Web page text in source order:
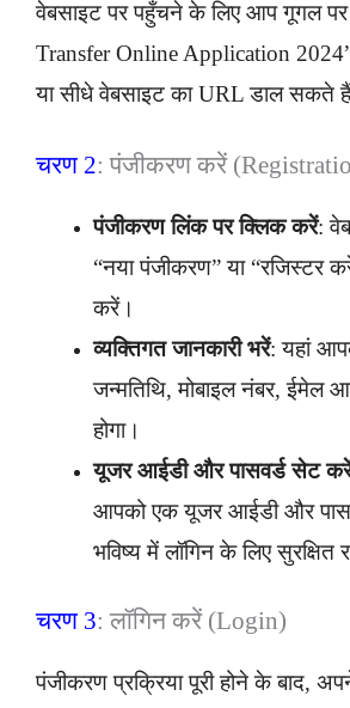
वेबसाइट पर पहुँचने के लिए आप गूगल पर
Transfer Online Application
या सीधे वेबसाइट का URL डाल सकते
चरण 2: पंजीकरण करें
पंजीकरण लिंक पर क्लिक करें:
“नया पंजीकरण” या “रजिस्टर
करें।
व्यक्तिगत जानकारी भरें: यहां
जन्मतिथि, मोबाइल नंबर, ईमेल
होगा।
यूजर आईडी और पासवर्ड सेट
आपको एक यूजर आईडी और
भविष्य में लॉगिन के लिए सुरक्षित
चरण 3: लॉगिन करें (Login)
पंजीकरण प्रक्रिया पूरी होने के बाद,